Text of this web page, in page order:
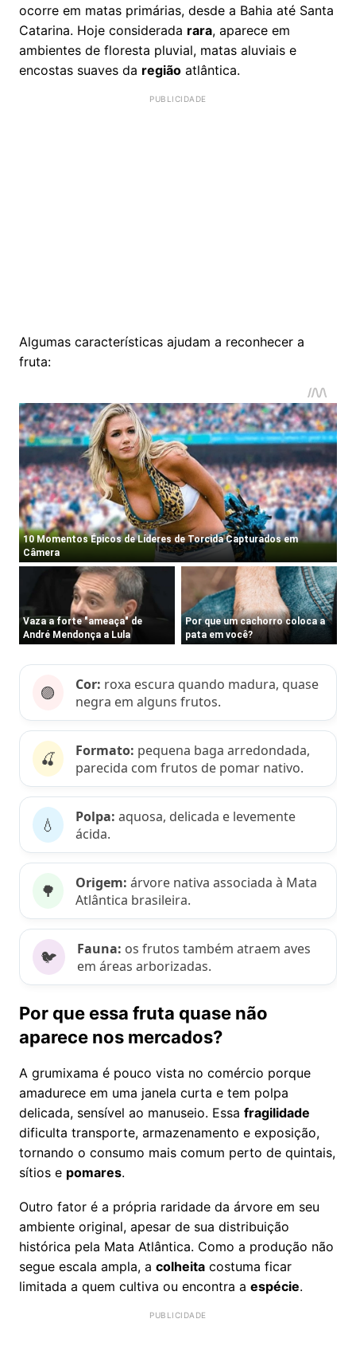
ocorre em matas primárias, desde a Bahia até Santa
Catarina. Hoje considerada rara, aparece em
ambientes de floresta pluvial, matas aluviais e
encostas suaves da região atlântica.
Algumas características ajudam a reconhecer a
fruta:
🟣 Cor: roxa escura quando madura, quase
negra em alguns frutos.
🍒 Formato: pequena baga arredondada,
parecida com frutos de pomar nativo.
💧 Polpa: aquosa, delicada e levemente
ácida.
🌳 Origem: árvore nativa associada à Mata
Atlântica brasileira.
🐦 Fauna: os frutos também atraem aves
em áreas arborizadas.
Por que essa fruta quase não
aparece nos mercados?
A grumixama é pouco vista no comércio porque
amadurece em uma janela curta e tem polpa
delicada, sensível ao manuseio. Essa fragilidade
dificulta transporte, armazenamento e exposição,
tornando o consumo mais comum perto de quintais,
sítios e pomares.
Outro fator é a própria raridade da árvore em seu
ambiente original, apesar de sua distribuição
histórica pela Mata Atlântica. Como a produção não
segue escala ampla, a colheita costuma ficar
limitada a quem cultiva ou encontra a espécie.